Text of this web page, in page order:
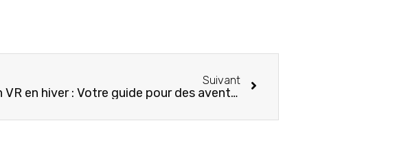
Suivant
Camping en VR en hiver : Votre guide pour des aventures toute l’année